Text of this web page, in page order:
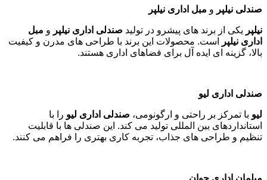
صندلی نیلپر و مبل اداری نیلپر
نیلپر یکی از برند های پیشرو در تولید صندلی اداری نیلپر و مبل
اداری نیلپر
است. محصولات این برند با طراحی های مدرن و کیفیت
بالا، گزینه ای ایده آل برای فضاهای اداری هستند.
صندلی اداری لیو
لیو با تمرکز بر راحتی و ارگونومی، صندلی اداری لیو را با
استانداردهای بین المللی تولید می کند. این صندلی ها با قابلیت
تنظیم و طراحی های جذاب، تجربه کاری بهتری را فراهم می کنند.